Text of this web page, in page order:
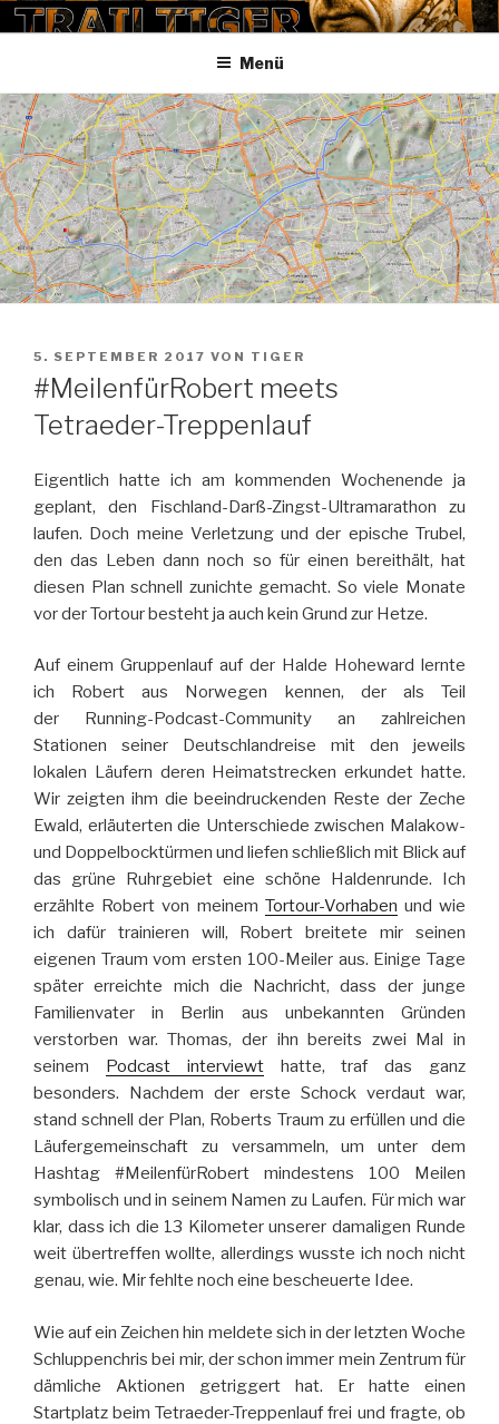
Zum
InhaltTRAILTIGER
Menü
VERÖFFENTLICHT
AM
5. SEPTEMBER 2017 VON TIGER
#MeilenfürRobert meets
Tetraeder-Treppenlauf
Eigentlich hatte ich am kommenden Wochenende ja
geplant, den Fischland-Darß-Zingst-Ultramarathon zu
laufen. Doch meine Verletzung und der epische Trubel,
den das Leben dann noch so für einen bereithält, hat
diesen Plan schnell zunichte gemacht. So viele Monate
vor der Tortour besteht ja auch kein Grund zur Hetze.
Auf einem Gruppenlauf auf der Halde Hoheward lernte
ich Robert aus Norwegen kennen, der als Teil
der Running-Podcast-Community an zahlreichen
Stationen seiner Deutschlandreise mit den jeweils
lokalen Läufern deren Heimatstrecken erkundet hatte.
Wir zeigten ihm die beeindruckenden Reste der Zeche
Ewald, erläuterten die Unterschiede zwischen Malakow-
und Doppelbocktürmen und liefen schließlich mit Blick auf
das grüne Ruhrgebiet eine schöne Haldenrunde. Ich
erzählte Robert von meinem Tortour-Vorhaben und wie
ich dafür trainieren will, Robert breitete mir seinen
eigenen Traum vom ersten 100-Meiler aus. Einige Tage
später erreichte mich die Nachricht, dass der junge
Familienvater in Berlin aus unbekannten Gründen
verstorben war. Thomas, der ihn bereits zwei Mal in
seinem Podcast interviewthatte, traf das ganz
besonders. Nachdem der erste Schock verdaut war,
stand schnell der Plan, Roberts Traum zu erfüllen und die
Läufergemeinschaft zu versammeln, um unter dem
Hashtag #MeilenfürRobert mindestens 100 Meilen
symbolisch und in seinem Namen zu Laufen. Für mich war
klar, dass ich die 13 Kilometer unserer damaligen Runde
weit übertreffen wollte, allerdings wusste ich noch nicht
genau, wie. Mir fehlte noch eine bescheuerte Idee.
Wie auf ein Zeichen hin meldete sich in der letzten Woche
Schluppenchris bei mir, der schon immer mein Zentrum für
dämliche Aktionen getriggert hat. Er hatte einen
Startplatz beim Tetraeder-Treppenlauf frei und fragte, ob